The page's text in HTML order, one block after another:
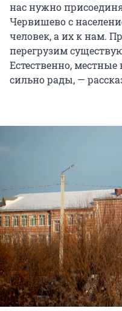
нас нужно
Червишево с
человек, а их к нам.
перегрузим
Естественно,
сильно рады, —